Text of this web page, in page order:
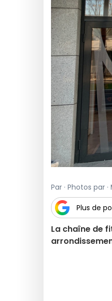
Par · Photos par
Plus de
La chaîne de